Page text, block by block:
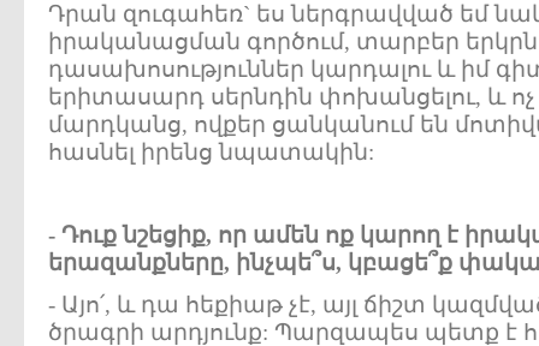
Դրան զուգահեռ` ես ներգրավված եմ
իրականացման գործում, տարբեր
դասախոսություններ կարդալու և իմ
երիտասարդ սերնդին փոխանցելու, և ոչ
մարդկանց, ովքեր ցանկանում են
հասնել իրենց նպատակին:
- Դուք նշեցիք, որ ամեն ոք կարող է
երազանքները, ինչպե՞ս, կբացե՞ք
- Այո՛, և դա հեքիաթ չէ, այլ ճիշտ
ծրագրի արդյունք: Պարզապես պետք է